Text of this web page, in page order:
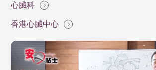
心臟科
香港心臟中心